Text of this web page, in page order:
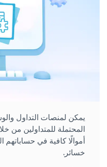
يمكن لمنصات التداول
المحتملة للمتداولين من
أموالًا كافية في حساباتهم
خسائر.